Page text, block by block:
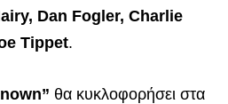
Dan Fogler, Charlie
Tippet.
θα κυκλοφορήσει στα